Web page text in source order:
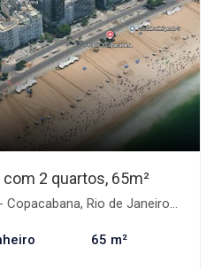
2 quartos, 65m²
Rio de Janeiro-RJ
65 m²